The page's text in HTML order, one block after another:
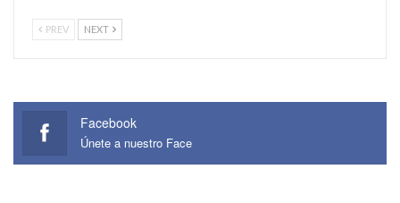
PREV NEXT
Facebook
Únete a nuestro Face